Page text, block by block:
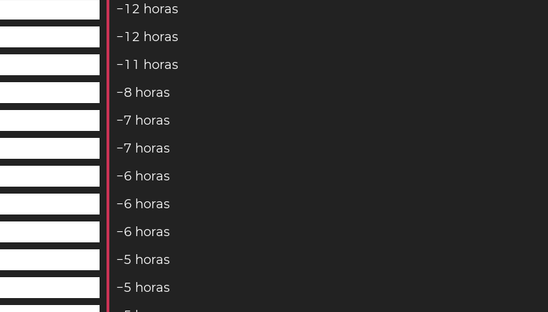
−1 2 horas
−1 2 horas
−1 1 horas
−8 horas
−7 horas
−7 horas
−6 horas
−6 horas
−6 horas
−5 horas
−5 horas